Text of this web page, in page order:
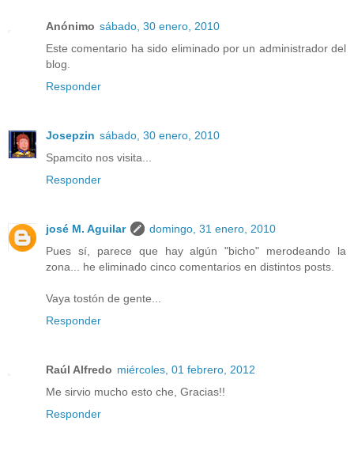
Anónimo sábado, 30 enero, 2010
Este comentario ha sido eliminado por un administrador del
blog.
Responder
Josepzin sábado, 30 enero, 2010
Spamcito nos visita...
Responder
josé M. Aguilar
domingo, 31 enero, 2010
Pues sí, parece que hay algún "bicho" merodeando la
zona... he eliminado cinco comentarios en distintos posts.
Vaya tostón de gente...
Responder
Raúl Alfredo miércoles, 01 febrero, 2012
Me sirvio mucho esto che, Gracias!!
Responder